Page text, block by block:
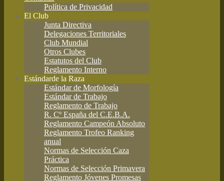
Política de Privacidad
El Club
Junta Directiva
Delegaciones Territoriales
Club Mundial
Otros Clubes
Estatutos del Club
Reglamento Interno
Estándarde la Raza
Estándar de Morfología
Estándar de Trabajo
Reglamento de Trabajo
R. Cº España del C.E.B.A.
Reglamento Campeón Absoluto
Reglamento Trofeo Ranking
anual
Normas de Selección Caza
Práctica
Normas de Selección Primavera
Reglamento Jóvenes Promesas